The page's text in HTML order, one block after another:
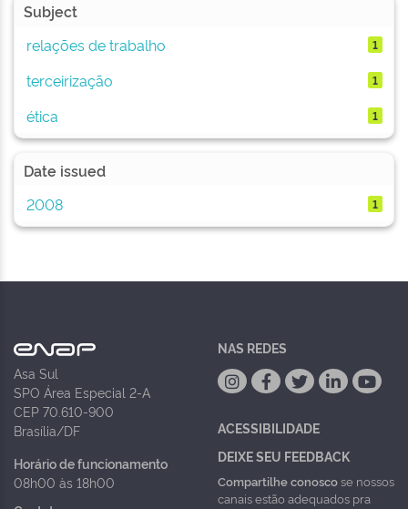
Subject
relações de trabalho
1
terceirização 1
ética 1
Date issued
2008
1
Asa Sul
SPO Área Especial 2-A
CEP 70.610-900
Brasília/DF
Horário de funcionamento
08h00 às 18h00
NAS REDES
ACESSIBILIDADE
DEIXE SEU FEEDBACK
Compartilhe conoscose nossos
canais estão adequados pra